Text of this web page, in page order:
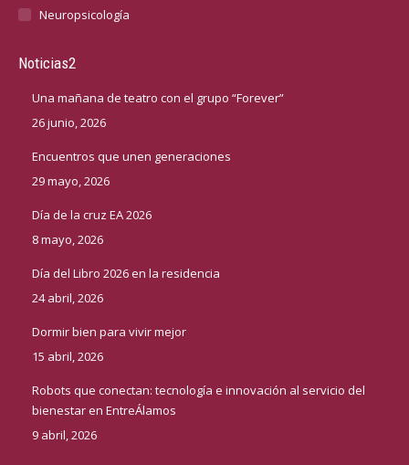
Neuropsicología
Noticias2
Una mañana de teatro con el grupo “Forever”
26 junio, 2026
Encuentros que unen generaciones
29 mayo, 2026
Día de la cruz EA 2026
8 mayo, 2026
Día del Libro 2026 en la residencia
24 abril, 2026
Dormir bien para vivir mejor
15 abril, 2026
Robots que conectan: tecnología e innovación al servicio del
bienestar en EntreÁlamos
9 abril, 2026